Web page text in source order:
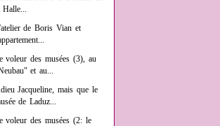
Halle...
de Boris Vian et
voleur des musées (3), au
et au...
Jacqueline, mais que le
de Laduz...
voleur des musées (2: le